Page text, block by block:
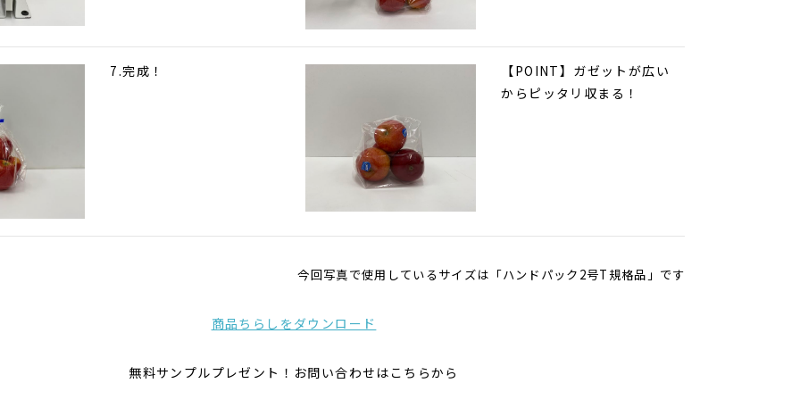
7.完成！
【POINT】ガゼットが広い
からピッタリ収まる！
今回写真で使用しているサイズは「ハンドパック2号T規格品」です
商品ちらしをダウンロード
無料サンプルプレゼント！お問い合わせはこちらから